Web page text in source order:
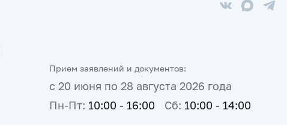
Прием заявлений и документов:
с 20 июня по 28 августа 2026 года
Пн-Пт: 10:00 - 16:00 Сб: 10:00 - 14:00